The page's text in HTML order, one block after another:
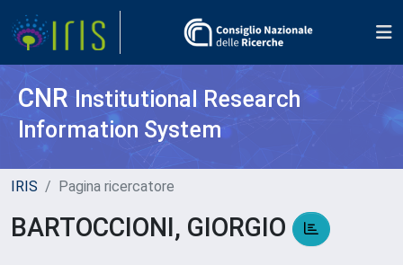
CNR Institutional Research
Information System
IRIS Pagina ricercatore
BARTOCCIONI, GIORGIO